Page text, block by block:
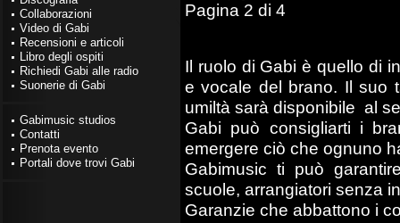
Collaborazioni
Video di Gabi
Recensioni e articoli
Libro degli ospiti
Richiedi Gabi alle radio
Suonerie di Gabi
Gabimusic studios
Contatti
Prenota evento
Portali dove trovi Gabi
Pagina 2 di 4
Il ruolo di Gabi è quello di
e vocale del brano. Il suo
umiltà sarà disponibile al
Gabi può consigliarti i
emergere ciò che ognuno
Gabimusic ti può
scuole, arrangiatori senza
Garanzie che abbattono i